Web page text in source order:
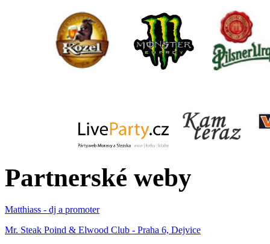
Partnerské weby
Matthiass - dj a promoter
Mr. Steak Poind & Elwood Club - Praha 6, Dejvice